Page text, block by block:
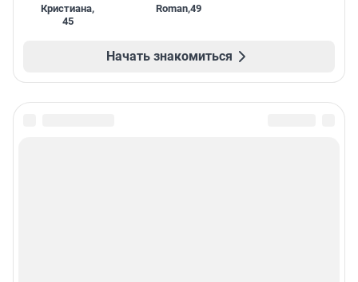
Кристиана,
45
Roman,49
Начать знакомиться